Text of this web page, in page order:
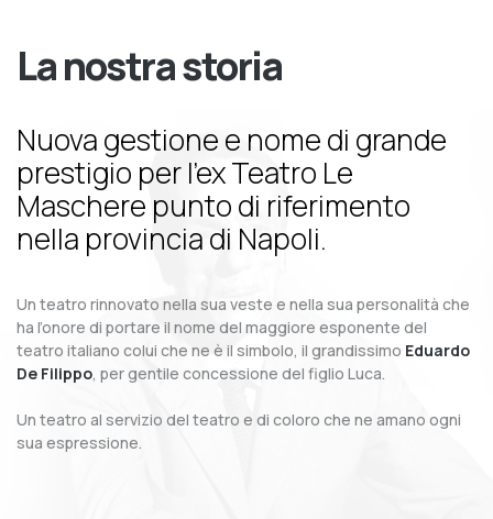
La nostra storia
Nuova gestione e nome di grande
prestigio per l’ex Teatro Le
Maschere punto di riferimento
nella provincia di Napoli.
Un teatro rinnovato nella sua veste e nella sua personalità che
ha l’onore di portare il nome del maggiore esponente del
teatro italiano colui che ne è il simbolo, il grandissimo Eduardo
De Filippo, per gentile concessione del figlio Luca.
Un teatro al servizio del teatro e di coloro che ne amano ogni
sua espressione.